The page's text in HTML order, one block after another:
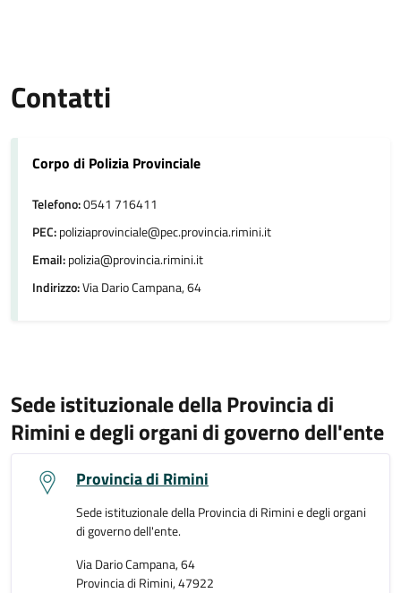
Contatti
Corpo di Polizia Provinciale
Telefono:0541 716411
PEC:poliziaprovinciale@pec.provincia.rimini.it
Email:polizia@provincia.rimini.it
Indirizzo:Via Dario Campana, 64
Sede istituzionale della Provincia di
Rimini e degli organi di governo dell'ente
Provincia di Rimini
Sede istituzionale della Provincia di Rimini e degli organi
di governo dell'ente.
Via Dario Campana, 64
Provincia di Rimini, 47922